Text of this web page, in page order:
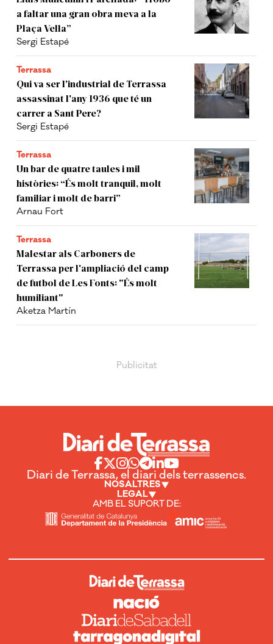
a faltar una gran obra meva a la
Plaça Vella”
Sergi Estapé
Terrassa
Qui va ser l'industrial de Terrassa
assassinat l'any 1936 que té un
carrer a Sant Pere?
Sergi Estapé
Terrassa
Un bar de quatre taules i mil
històries: “És molt tranquil, molt
familiar i molt de barri”
Arnau Fort
Terrassa
Malestar als Carboners de
Terrassa per l'ampliació del camp
de futbol de Les Fonts: "És molt
humiliant"
Aketza Martín
Diari de Terrassa, el diari dels terrassencs.
NOSALTRES
LEGAL
AMB EL SUPORT DE: